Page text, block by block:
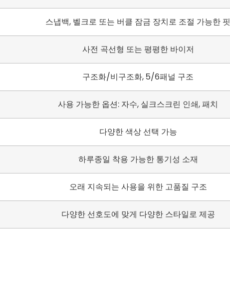
스냅백, 벨크로 또는 버클 잠금 장치로 조절 가능한 핏
사전 곡선형 또는 평평한 바이저
구조화/비구조화, 5/6패널 구조
사용 가능한 옵션: 자수, 실크스크린 인쇄, 패치
다양한 색상 선택 가능
하루종일 착용 가능한 통기성 소재
오래 지속되는 사용을 위한 고품질 구조
다양한 선호도에 맞게 다양한 스타일로 제공